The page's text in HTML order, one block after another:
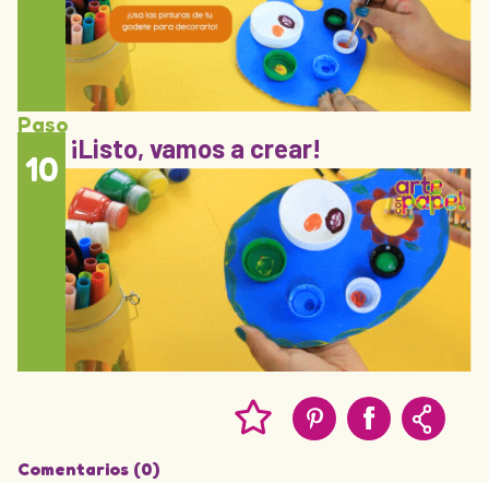
Paso
10 ¡Listo, vamos a crear!
Comentarios (0)